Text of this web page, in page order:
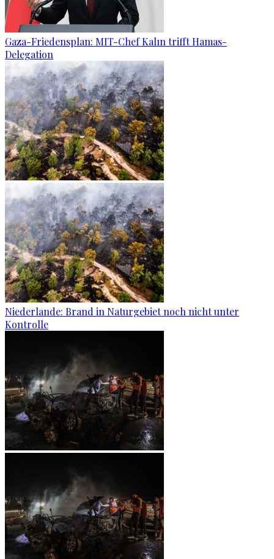
Gaza-Friedensplan: MIT-Chef Kalın trifft Hamas-
Delegation
Niederlande: Brand in Naturgebiet noch nicht unter
Kontrolle